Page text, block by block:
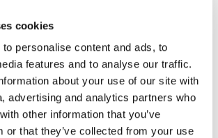
cookies
personalise content and ads, to
features and to analyse our traffic.
about your use of our site with
advertising and analytics partners who
other information that you’ve
or that they’ve collected from your use
límite
Center™ ubicado en Hillerstorp,
son sometidos a pruebas
sistemas de portaequipajes están
tus equipos y ser instalados de
y firme posible. A continuación, te